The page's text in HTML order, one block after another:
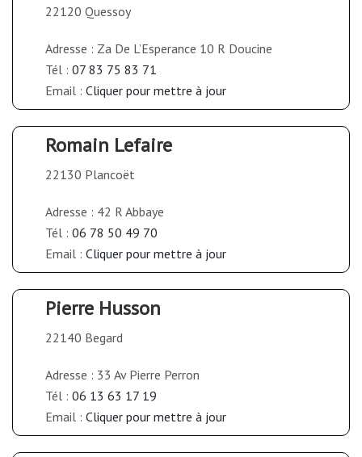
22120 Quessoy
Adresse : Za De L’Esperance 10 R Doucine
Tél : 07 83 75 83 71
Email : Cliquer pour mettre à jour
Romain Lefaire
22130 Plancoët
Adresse : 42 R Abbaye
Tél : 06 78 50 49 70
Email : Cliquer pour mettre à jour
Pierre Husson
22140 Begard
Adresse : 33 Av Pierre Perron
Tél : 06 13 63 17 19
Email : Cliquer pour mettre à jour